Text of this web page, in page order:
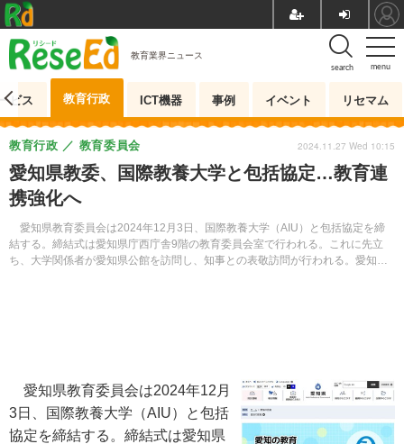
menu
search
教育業界ニュース
ビス 教育行政 ICT機器 事例 イベント リセマム
愛知県教委、国際教養大学と包括協定…教育連
携強化へ
愛知県教育委員会は2024年12月3日、国際教養大学（AIU）と包括協定を締
結する。締結式は愛知県庁西庁舎9階の教育委員会室で行われる。これに先立
ち、大学関係者が愛知県公館を訪問し、知事との表敬訪問が行われる。愛知県
教育行政 教育委員会 2024.11.27 Wed 10:15
愛知県教育委員会は2024年12月
3日、国際教養大学（AIU）と包括
協定を締結する。締結式は愛知県